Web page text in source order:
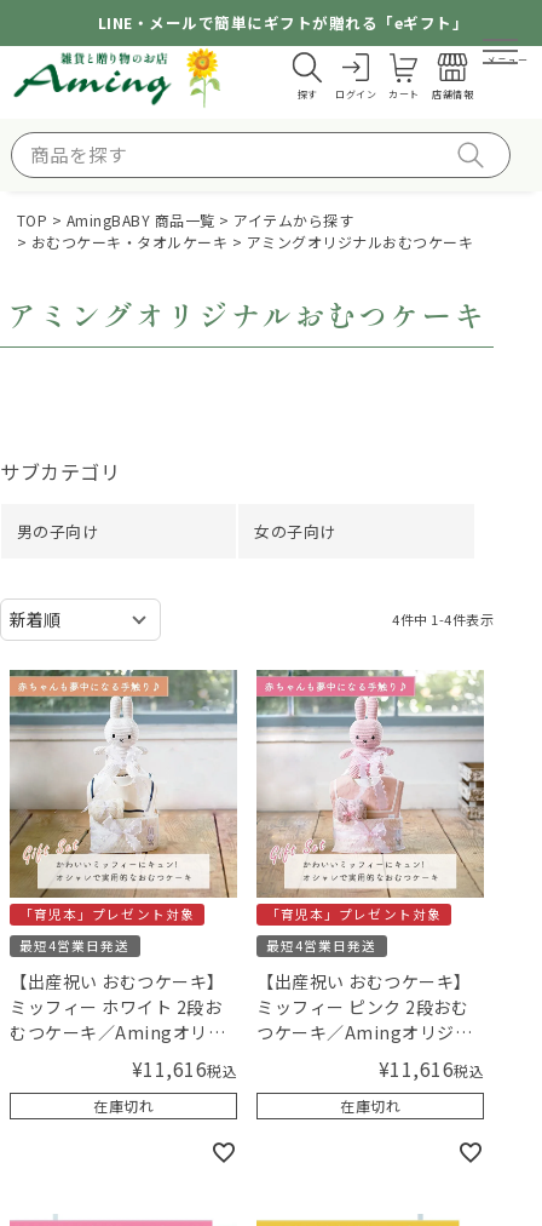
LINE・メールで簡単にギフトが贈れる「eギフト」
探す ログイン カート 店舗情報
メニュー
TOP AmingBABY 商品一覧
アイテムから探す
おむつケーキ・タオルケーキ
アミングオリジナルおむつケーキ
アミングオリジナルおむつケーキ
サブカテゴリ
男の子向け 女の子向け
4件中 1-4件表示
「育児本」プレゼント対象
最短4営業日発送
【出産祝い おむつケーキ】
ミッフィー ホワイト 2段お
むつケーキ／Amingオリジ
¥11,616税込
在庫切れ
「育児本」プレゼント対象
最短4営業日発送
【出産祝い おむつケーキ】
ミッフィー ピンク 2段おむ
つケーキ／Amingオリジナ
¥11,616税込
在庫切れ